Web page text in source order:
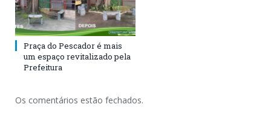
Praça do Pescador é mais
um espaço revitalizado pela
Prefeitura
Os comentários estão fechados.